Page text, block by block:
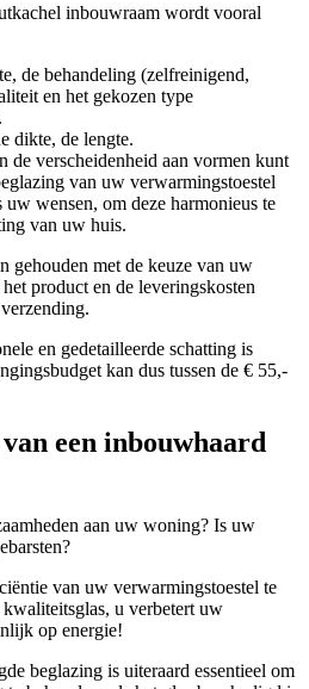
inbouwraam wordt vooral
de behandeling (zelfreinigend,
en het gekozen type
dikte, de lengte.
de verscheidenheid aan vormen kunt
van uw verwarmingstoestel
uw wensen, om deze harmonieus te
van uw huis.
gehouden met de keuze van uw
product en de leveringskosten
en gedetailleerde schatting is
kan dus tussen de € 55,-
een inbouwhaard
aan uw woning? Is uw
van uw verwarmingstoestel te
u verbetert uw
op energie!
beglazing is uiteraard essentieel om